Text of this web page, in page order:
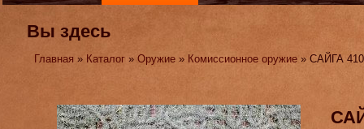
Вы здесь
Главная » Каталог »Оружие » Комиссионное оружие » САЙГА